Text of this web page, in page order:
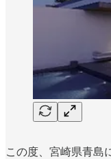
この度、宮崎県青島